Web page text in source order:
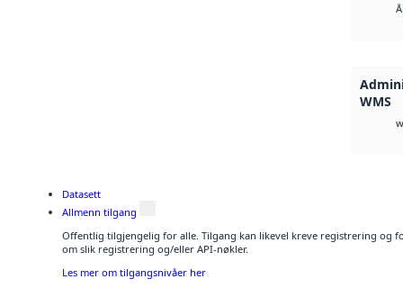
WMS
Datasett
Allmenn tilgang
Offentlig tilgjengelig for alle. Tilgang kan likevel kreve registrering og
om slik registrering og/eller API-nøkler.
Les mer om tilgangsnivåer her